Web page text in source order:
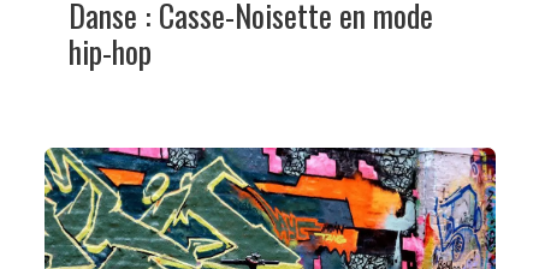
Danse : Casse-Noisette en mode
hip-hop